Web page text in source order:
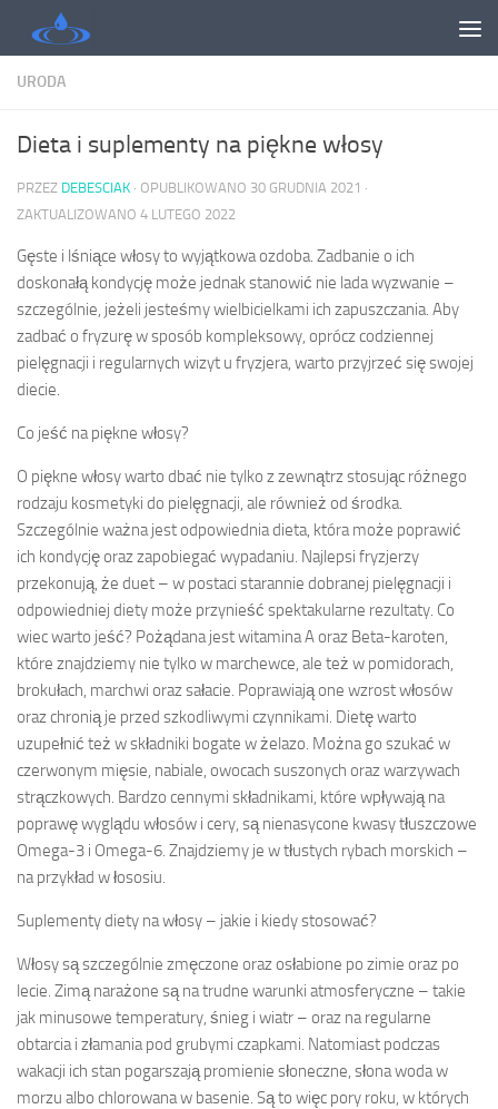
Skip to content
URODA
Dieta i suplementy na piękne włosy
PRZEZ DEBESCIAK · OPUBLIKOWANO 30 GRUDNIA 2021 ·
ZAKTUALIZOWANO 4 LUTEGO 2022
Gęste i lśniące włosy to wyjątkowa ozdoba. Zadbanie o ich
doskonałą kondycję może jednak stanowić nie lada wyzwanie –
szczególnie, jeżeli jesteśmy wielbicielkami ich zapuszczania. Aby
zadbać o fryzurę w sposób kompleksowy, oprócz codziennej
pielęgnacji i regularnych wizyt u fryzjera, warto przyjrzeć się swojej
diecie.
Co jeść na piękne włosy?
O piękne włosy warto dbać nie tylko z zewnątrz stosując różnego
rodzaju kosmetyki do pielęgnacji, ale również od środka.
Szczególnie ważna jest odpowiednia dieta, która może poprawić
ich kondycję oraz zapobiegać wypadaniu. Najlepsi fryzjerzy
przekonują, że duet – w postaci starannie dobranej pielęgnacji i
odpowiedniej diety może przynieść spektakularne rezultaty. Co
wiec warto jeść? Pożądana jest witamina A oraz Beta-karoten,
które znajdziemy nie tylko w marchewce, ale też w pomidorach,
brokułach, marchwi oraz sałacie. Poprawiają one wzrost włosów
oraz chronią je przed szkodliwymi czynnikami. Dietę warto
uzupełnić też w składniki bogate w żelazo. Można go szukać w
czerwonym mięsie, nabiale, owocach suszonych oraz warzywach
strączkowych. Bardzo cennymi składnikami, które wpływają na
poprawę wyglądu włosów i cery, są nienasycone kwasy tłuszczowe
Omega-3 i Omega-6. Znajdziemy je w tłustych rybach morskich –
na przykład w łososiu.
Suplementy diety na włosy – jakie i kiedy stosować?
Włosy są szczególnie zmęczone oraz osłabione po zimie oraz po
lecie. Zimą narażone są na trudne warunki atmosferyczne – takie
jak minusowe temperatury, śnieg i wiatr – oraz na regularne
obtarcia i złamania pod grubymi czapkami. Natomiast podczas
wakacji ich stan pogarszają promienie słoneczne, słona woda w
morzu albo chlorowana w basenie. Są to więc pory roku, w których